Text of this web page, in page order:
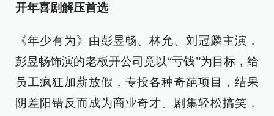
开年喜剧解压首选
《年少有为》由彭昱畅、林允、刘冠麟主演，
彭昱畅饰演的老板开公司竟以“亏钱”为目标，给
员工疯狂加薪放假，专投各种奇葩项目，结果
阴差阳错反而成为商业奇才。剧集轻松搞笑，